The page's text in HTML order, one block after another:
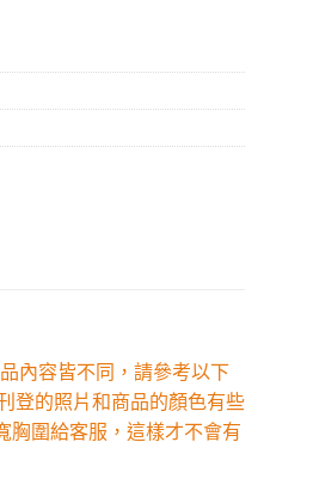
內容皆不同，請參考以下
的照片和商品的顏色有些
圍給客服，這樣才不會有